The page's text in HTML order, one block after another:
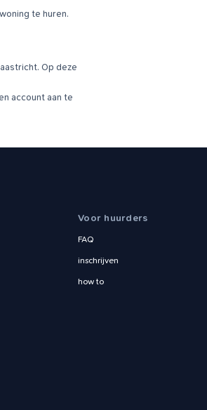
te huren.
Op deze
account aan te
Voor huurders
FAQ
inschrijven
how to